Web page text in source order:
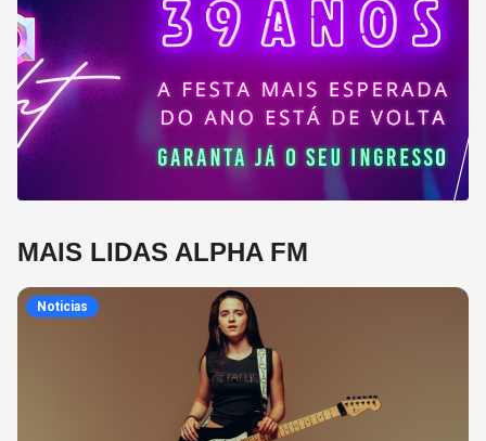
MAIS LIDAS ALPHA FM
Noticias